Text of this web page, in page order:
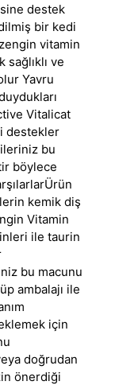
destek
bir kedi
vitamin
ve
Yavru
Vitalicat
destekler
bu
böylece
kemik diş
Vitamin
ile taurin
bu macunu
ambalajı ile
için
doğrudan
önerdiği